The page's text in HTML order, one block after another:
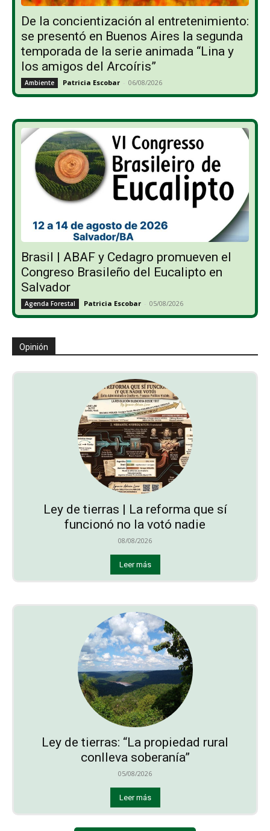
De la concientización al entretenimiento:
se presentó en Buenos Aires la segunda
temporada de la serie animada “Lina y
los amigos del Arcoíris”
Ambiente Patricia Escobar - 06/08/2026
Brasil | ABAF y Cedagro promueven el
Congreso Brasileño del Eucalipto en
Salvador
Agenda Forestal Patricia Escobar - 05/08/2026
Opinión
Ley de tierras | La reforma que sí
funcionó no la votó nadie
08/08/2026
Leer más
Ley de tierras: “La propiedad rural
conlleva soberanía”
05/08/2026
Leer más